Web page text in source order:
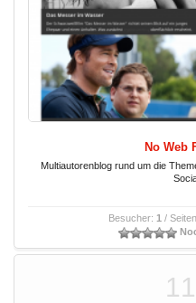
No Web
Multiautorenblog rund um die
Besucher: 1 /